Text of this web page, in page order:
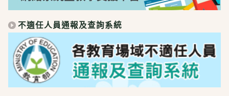
不適任人員通報及查詢系統